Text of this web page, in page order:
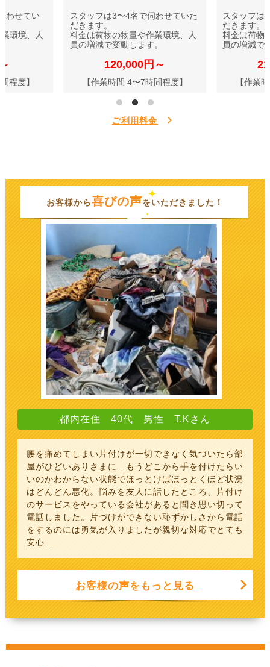
わせてい
環境、人
程度】
スタッフは3〜4名で伺わせていた
だきます。
料金は荷物の物量や作業環境、人
員の増減で変動します。
120,000円～
【作業時間 4〜7時間程度】
スタッフは
だきます。
料金は荷物
員の増減で
【作業
ご利用料金
お客様から喜びの声をいただきました！
都内在住 40代 男性 T.Kさん
腰を痛めてしまい片付けが一切できなく気づいたら部
屋がひどいありさまに…もうどこから手を付けたらい
いのかわからない状態でほっとけばほっとくほど状況
はどんどん悪化。悩みを友人に話したところ、片付け
のサービスをやっている会社があると聞き思い切って
電話しました。片づけができない恥ずかしさから電話
をするのには勇気が入りましたが親切な対応でとても
安心...
お客様の声をもっと見る